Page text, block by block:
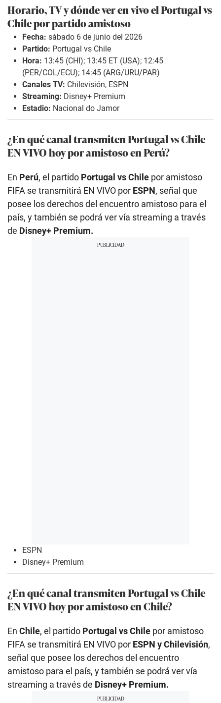
Horario, TV y dónde ver en vivo el Portugal vs
Chile por partido amistoso
Fecha: sábado 6 de junio del 2026
Partido: Portugal vs Chile
Hora: 13:45 (CHI); 13:45 ET (USA); 12:45
(PER/COL/ECU); 14:45 (ARG/URU/PAR)
Canales TV: Chilevisión, ESPN
Streaming: Disney+ Premium
Estadio: Nacional do Jamor
¿En qué canal transmiten Portugal vs Chile
EN VIVO hoy por amistoso en Perú?
En Perú, el partido Portugal vs Chile por amistoso
FIFA se transmitirá EN VIVO por ESPN, señal que
posee los derechos del encuentro amistoso para el
país, y también se podrá ver vía streaming a través
de Disney+ Premium.
ESPN
Disney+ Premium
¿En qué canal transmiten Portugal vs Chile
EN VIVO hoy por amistoso en Chile?
En Chile, el partido Portugal vs Chile por amistoso
FIFA se transmitirá EN VIVO por ESPN y Chilevisión,
señal que posee los derechos del encuentro
amistoso para el país, y también se podrá ver vía
streaming a través de Disney+ Premium.